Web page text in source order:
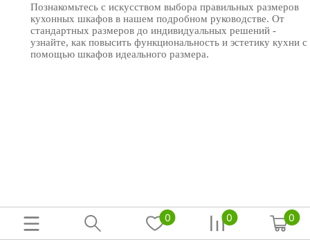
Познакомьтесь с искусством выбора правильных размеров
кухонных шкафов в нашем подробном руководстве. От
стандартных размеров до индивидуальных решений -
узнайте, как повысить функциональность и эстетику кухни с
помощью шкафов идеального размера.
0 0 0